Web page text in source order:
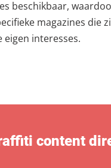
beschikbaar,
magazines die
eigen interesses.
content